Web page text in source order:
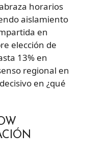
horarios
aislamiento
en
elección de
13% en
regional en
en ¿qué